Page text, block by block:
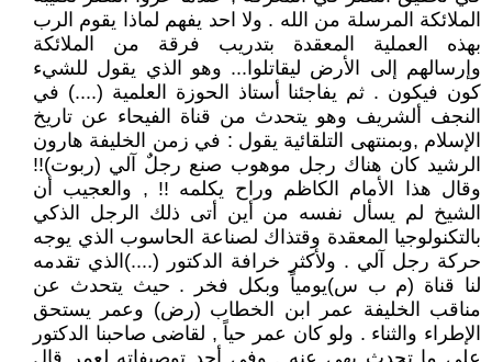
الملائكة المرسلة من الله . ولا احد يفهم لماذا يقوم الرب
بهذه العملية المعقدة بتدريب فرقة من الملائكة
وإرسالهم إلى الأرض ليقاتلوا... وهو الذي يقول للشيء
كون فيكون . ثم يفاجئنا أستاذ الحوزة العلمية (....) في
النجف ألشريف وهو يتحدث من قناة الفيحاء عن تاريخ
الإسلام ,وبمنتهى التلقائية يقول : في زمن الخليفة هارون
الرشيد كان هناك رجل موهوب صنع رجلٌ آلي (ربوت)!!
وقال هذا الأمام الكاظم وراح يكلمه !! , والعجيب أن
الشيخ لم يسأل نفسه من أين أتى ذلك الرجل الذكي
بالتكنولوجيا المعقدة وقتذاك لصناعة الحاسوب الذي يوجه
حركة رجل آلي . ولأكثر خرافة الدكتور (....)الذي تقدمه
لنا قناة (م ب س)يومياً وبكل فخر . حيث يتحدث عن
مناقب الخليفة عمر ابن الخطاب (رض) وعمر يستحق
الإطراء والثناء . ولو كان عمر حياً , لقاضى صاحبنا الدكتور